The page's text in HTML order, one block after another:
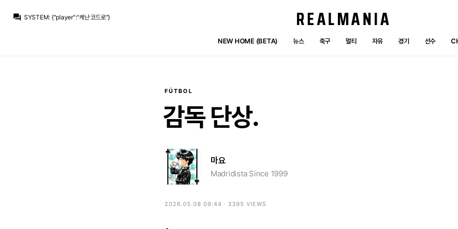
question_answer SYSTEM: {"player":"케난 코드로"}
볼 전개 못봤자나 하이라이트 작작 보여주라고
REALMANIA
NEW HOME (BETA) 뉴스 축구 멀티 자유 경기 선수
FÚTBOL
감독 단상.
마요
Madridista Since 1999
2026.05.08 09:44 · 3395 VIEWS